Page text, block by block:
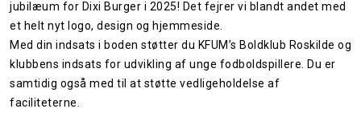
jubilæum for Dixi Burger i 2025! Det fejrer vi blandt andet med
et helt nyt logo, design og hjemmeside.
Med din indsats i boden støtter du KFUM’s Boldklub Roskilde og
klubbens indsats for udvikling af unge fodboldspillere. Du er
samtidig også med til at støtte vedligeholdelse af
faciliteterne.